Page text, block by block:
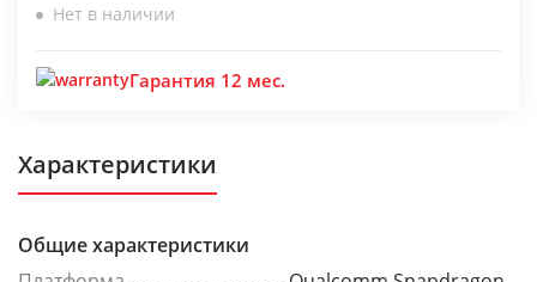
Нет в наличии
Гарантия 12 мес.
Характеристики
Общие характеристики